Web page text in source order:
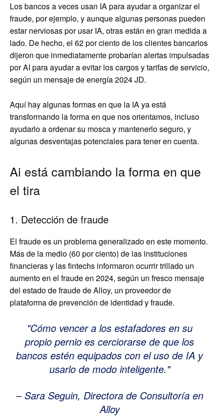
Los bancos a veces usan IA para ayudar a organizar el
fraude, por ejemplo, y aunque algunas personas pueden
estar nerviosas por usar IA, otras están en gran medida a
lado. De hecho, el 62 por ciento de los clientes bancarios
dijeron que inmediatamente probarían alertas impulsadas
por AI para ayudar a evitar los cargos y tarifas de servicio,
según un mensaje de energía 2024 JD.
Aquí hay algunas formas en que la IA ya está
transformando la forma en que nos orientamos, incluso
ayudarlo a ordenar su mosca y mantenerlo seguro, y
algunas desventajas potenciales para tener en cuenta.
Ai está cambiando la forma en que
el tira
1. Detección de fraude
El fraude es un problema generalizado en este momento.
Más de la medio (60 por ciento) de las instituciones
financieras y las fintechs informaron ocurrir trillado un
aumento en el fraude en 2024, según un fresco mensaje
del estado de fraude de Alloy, un proveedor de
plataforma de prevención de identidad y fraude.
Cómo vencer a los estafadores en su
propio pernio es cerciorarse de que los
bancos estén equipados con el uso de IA y
usarlo de modo inteligente.
– Sara Seguin, Directora de Consultoría en
Alloy